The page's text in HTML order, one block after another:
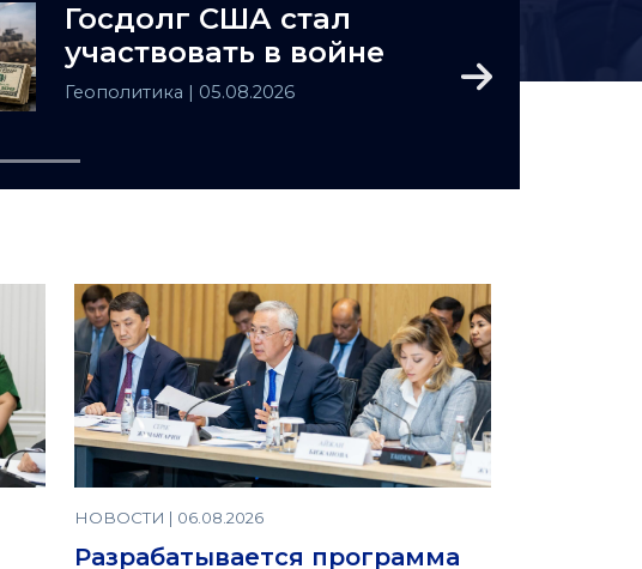
Госдолг США стал
участвовать в войне
Геополитика | 05.08.2026 Next
НОВОСТИ | 06.08.2026
Разрабатывается программа